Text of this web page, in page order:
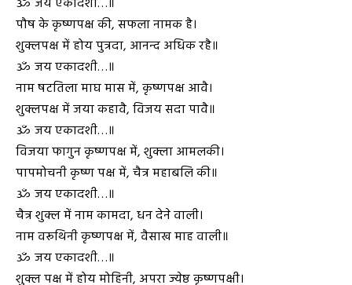
पौष के कृष्णपक्ष की, सफला नामक है।
शुक्लपक्ष में होय पुत्रदा, आनन्द अधिक रहै॥
ॐ जय एकादशी…॥
नाम षटतिला माघ मास में, कृष्णपक्ष आवै।
शुक्लपक्ष में जया कहावै, विजय सदा पावै॥
ॐ जय एकादशी…॥
विजया फागुन कृष्णपक्ष में, शुक्ला आमलकी।
पापमोचनी कृष्ण पक्ष में, चैत्र महाबलि की॥
ॐ जय एकादशी…॥
चैत्र शुक्ल में नाम कामदा, धन देने वाली।
नाम वरूथिनी कृष्णपक्ष में, वैसाख माह वाली॥
ॐ जय एकादशी…॥
शुक्ल पक्ष में होय मोहिनी, अपरा ज्येष्ठ कृष्णपक्षी।